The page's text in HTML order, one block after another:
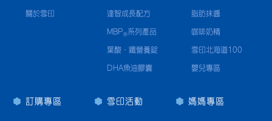
關於雪印 達智成長配方
MBP®系列產品
葉酸·鐵營養錠
DHA魚油膠囊
脂肪抹醬
咖啡奶精
雪印北海道100
嬰兒專區
訂購專區 雪印活動 媽媽專區